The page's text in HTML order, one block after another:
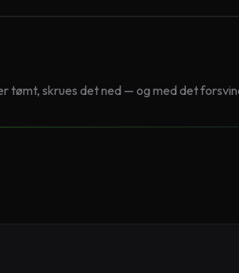
skrues det ned — og med det